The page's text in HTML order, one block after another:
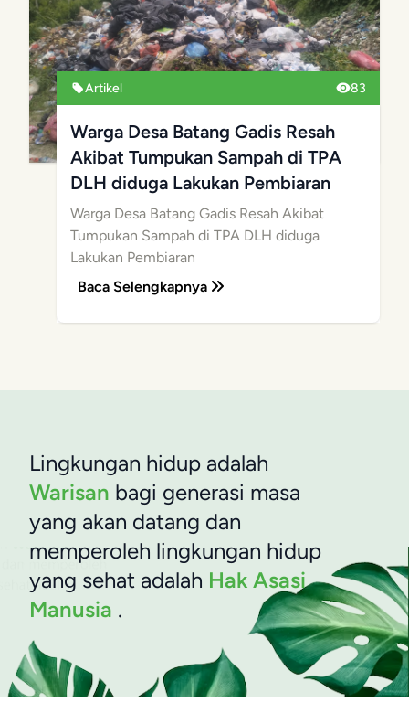
Artikel 83
Warga Desa Batang Gadis Resah
Akibat Tumpukan Sampah di TPA
DLH diduga Lakukan Pembiaran
Warga Desa Batang Gadis Resah Akibat
Tumpukan Sampah di TPA DLH diduga
Lakukan Pembiaran
Baca Selengkapnya
Lingkungan hidup adalah
Warisan bagi generasi masa
yang akan datang dan
memperoleh lingkungan hidup
yang sehat adalah Hak Asasi
Manusia .